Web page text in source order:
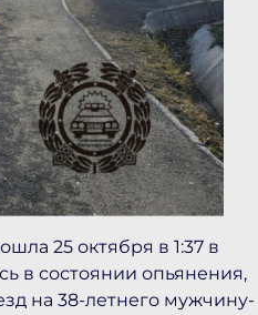
25 октября в 1:37 в
в состоянии опьянения,
на 38-летнего мужчину-